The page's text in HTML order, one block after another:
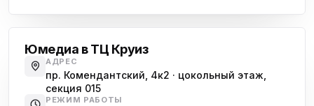
Юмедиа в ТЦ Круиз
АДРЕС
пр. Комендантский, 4к2 · цокольный этаж,
секция 015
РЕЖИМ РАБОТЫ